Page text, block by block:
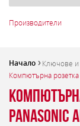
Производители
Начало Ключове и
Компютърна
Panasonic